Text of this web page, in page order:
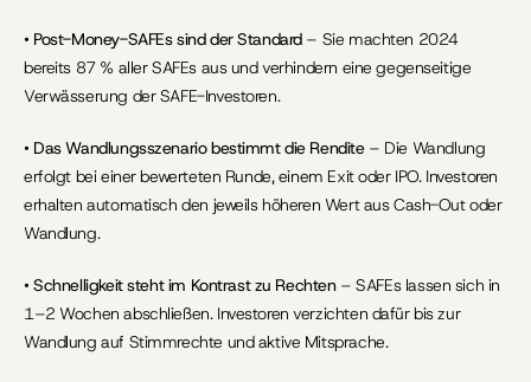
• Post-Money-SAFEs sind der Standard – Sie machten 2024
bereits 87 % aller SAFEs aus und verhindern eine gegenseitige
Verwässerung der SAFE-Investoren.
• Das Wandlungsszenario bestimmt die Rendite – Die Wandlung
erfolgt bei einer bewerteten Runde, einem Exit oder IPO. Investoren
erhalten automatisch den jeweils höheren Wert aus Cash-Out oder
Wandlung.
• Schnelligkeit steht im Kontrast zu Rechten – SAFEs lassen sich in
1–2 Wochen abschließen. Investoren verzichten dafür bis zur
Wandlung auf Stimmrechte und aktive Mitsprache.